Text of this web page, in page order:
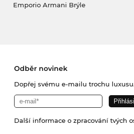
Emporio Armani Brýle
Odběr novinek
Dopřej svému e-mailu trochu
Další informace o zpracování tvých